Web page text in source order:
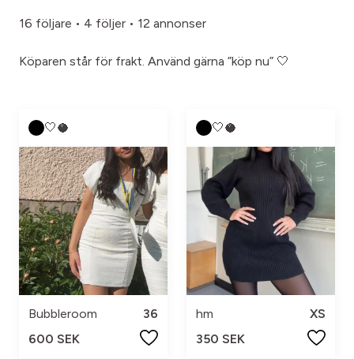
16 följare • 4 följer • 12 annonser
Köparen står för frakt. Använd gärna ”köp nu” 🤍
🤍🥥
Bubbleroom
36
600 SEK
🤍🥥
hm
XS
350 SEK